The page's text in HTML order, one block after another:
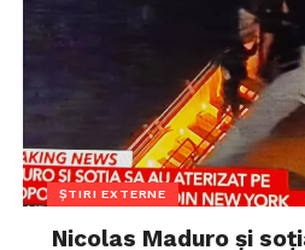
ȘTIRI EXTERNE
Nicolas Maduro și